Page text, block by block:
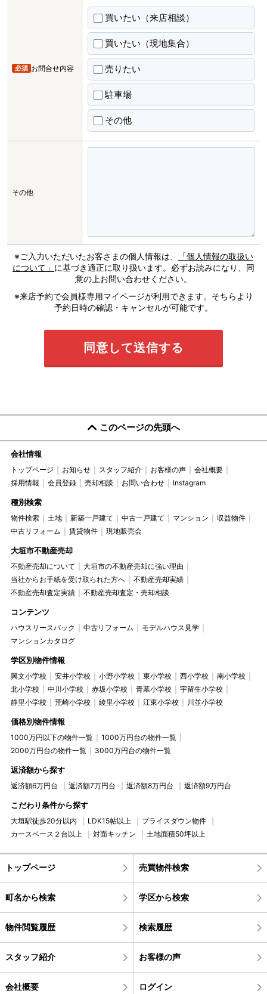
お問合せ内容
必須
買いたい（来店相談）
買いたい（現地集合）
売りたい
駐車場
その他
その他
※ご入力いただいたお客さまの個人情報は、
「個人情報の取扱い
について」 に基づき適正に取り扱います。必ずお読みになり、同
意の上お問い合わせください。
※来店予約で会員様専用マイページが利用できます。そちらより
予約日時の確認・キャンセルが可能です。
このページの先頭へ
会社情報
トップページ お知らせ スタッフ紹介 お客様の声
会社概要
採用情報
会員登録 売却相談 お問い合わせ Instagram
種別検索
物件検索 土地 新築一戸建て 中古一戸建て マンション
収益物件
中古リフォーム
賃貸物件 現地販売会
大垣市不動産売却
不動産売却について
大垣市の不動産売却に強い理由
当社からお手紙を受け取られた方へ
不動産売却実績
不動産売却査定実績
不動産売却査定・売却相談
コンテンツ
ハウスリースバック 中古リフォーム
モデルハウス見学
マンションカタログ
学区別物件情報
興文小学校 安井小学校 小野小学校 東小学校 西小学校
南小学校
北小学校
中川小学校 赤坂小学校 青墓小学校
宇留生小学校
静里小学校
荒崎小学校 綾里小学校 江東小学校 川並小学校
価格別物件情報
1000万円以下の物件一覧
1000万円台の物件一覧
2000万円台の物件一覧
3000万円台の物件一覧
返済額から探す
返済額6万円台 返済額7万円台 返済額8万円台 返済額9万円台
こだわり条件から探す
大垣駅徒歩20分以内 LDK15帖以上
プライスダウン物件
カースペース２台以上
対面キッチン 土地面積50坪以上
トップページ 売買物件検索
町名から検索 学区から検索
物件閲覧履歴 検索履歴
スタッフ紹介 お客様の声
会社概要 ログイン